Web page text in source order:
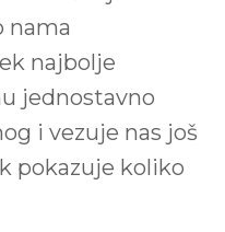
nama
najbolje
jednostavno
i vezuje nas još
pokazuje koliko